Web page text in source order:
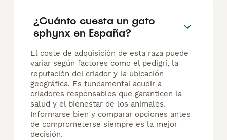
¿Cuánto cuesta un gato
sphynx en España?
El coste de adquisición de esta raza puede
variar según factores como el pedigrí, la
reputación del criador y la ubicación
geográfica. Es fundamental acudir a
criadores responsables que garanticen la
salud y el bienestar de los animales.
Informarse bien y comparar opciones antes
de comprometerse siempre es la mejor
decisión.